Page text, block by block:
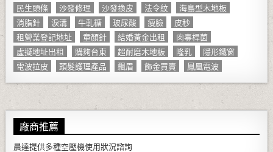
民生頭條
沙發修理 沙發換皮 法令紋
海島型木地板
消脂針
淚溝 牛軋糖 玻尿酸 瘦臉
皮秒
租營業登記地址
童顏針 結婚黃金出租
肉毒桿菌
虛擬地址出租
購夠台東 超耐磨木地板 隆乳
隱形鐵窗
電波拉皮
頭髮護理產品 飄眉 飾金買賣 鳳凰電波
廠商推薦
晨達提供多種空壓機使用狀況諮詢